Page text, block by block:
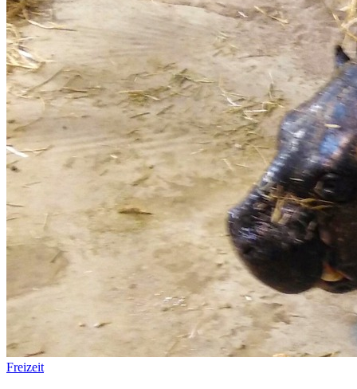
Freizeit